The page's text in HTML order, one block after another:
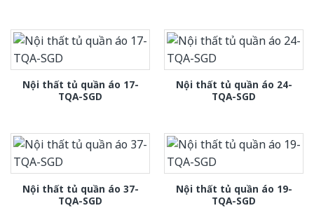
Nội thất tủ quần áo 17-
TQA-SGD
Nội thất tủ quần áo 24-
TQA-SGD
Nội thất tủ quần áo 37-
TQA-SGD
Nội thất tủ quần áo 19-
TQA-SGD